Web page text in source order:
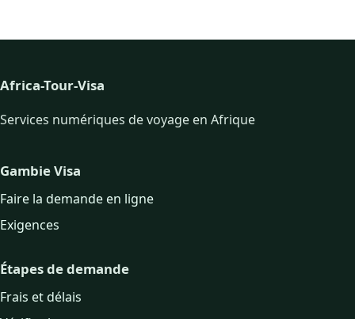
Africa-Tour-Visa
Services numériques de voyage en Afrique
Gambie Visa
Faire la demande en ligne
Exigences
Étapes de demande
Frais et délais